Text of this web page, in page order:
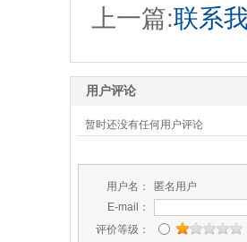
上一篇:联系
用户评论
暂时还没有任何用户评论
用户名：
匿名用户
E-mail：
评价等级：